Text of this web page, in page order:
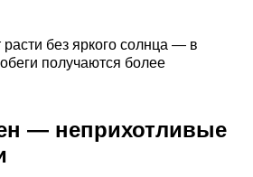
без яркого солнца — в
получаются более
— неприхотливые